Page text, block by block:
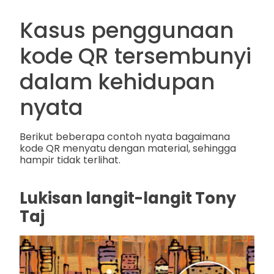
Kasus penggunaan
kode QR tersembunyi
dalam kehidupan
nyata
Berikut beberapa contoh nyata bagaimana
kode QR menyatu dengan material, sehingga
hampir tidak terlihat.
Lukisan langit-langit Tony
Taj